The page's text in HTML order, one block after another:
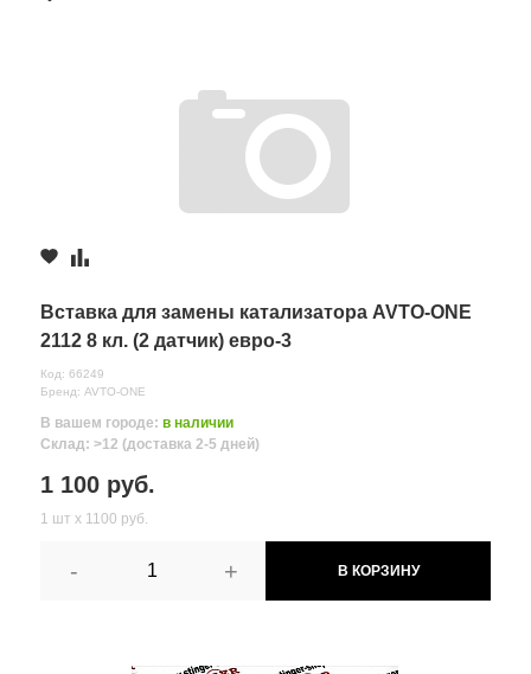
Вставка для замены катализатора AVTO-ONE
2112 8 кл. (2 датчик) евро-3
Код: 66249
Бренд: AVTO-ONE
В вашем городе: в наличии
Склад: >12 (доставка 2-5 дней)
1 100 руб.
1 шт х 1100 руб.
- + В КОРЗИНУ